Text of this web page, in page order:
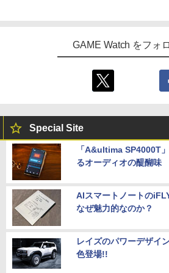
GAME Watch をフォ
Special Site
「A&ultima SP4000T
るオーディオの醍醐味
AIスマートノートの
なぜ魅力的なのか？
レイズのパワーデザイ
色登場!!